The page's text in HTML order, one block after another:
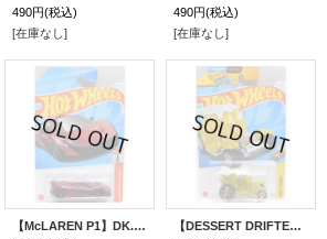
490円(税込)
[在庫なし]
490円(税込)
[在庫なし]
【McLAREN P1】DK.RED/E10
【DESSERT DRIFTER】CLEAR YELLOW/5SP